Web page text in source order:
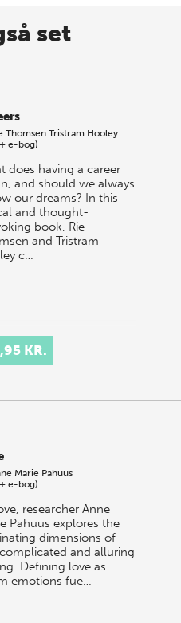
sommer-
sæt kryds i kalenderen
set
Thomsen Tristram Hooley
e-bog)
does having a career
and should we always
our dreams? In this
and thought-
book, Rie
and Tristram
c…
KR.
Marie Pahuus
e-bog)
researcher Anne
Pahuus explores the
dimensions of
and alluring
Defining love as
emotions fue…